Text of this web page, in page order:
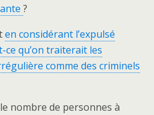
?
en considérant l’expulsé
ce qu’on traiterait les
comme des criminels
nombre de personnes à